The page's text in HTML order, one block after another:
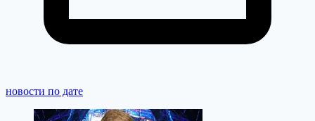
новости по дате